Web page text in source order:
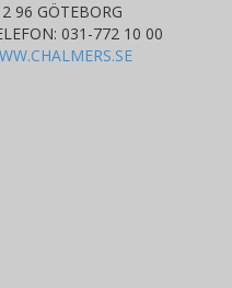
96 GÖTEBORG
031-772 10 00